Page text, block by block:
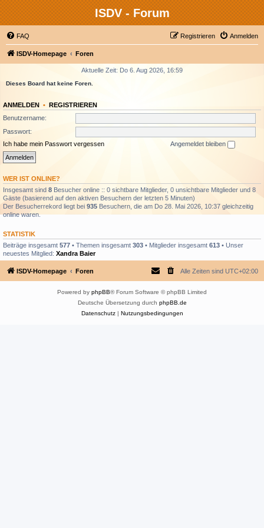
ISDV - Forum
FAQ Anmelden
Registrieren
ISDV-Homepage Foren
Aktuelle Zeit: Do 6. Aug 2026, 16:59
Dieses Board hat keine Foren.
ANMELDEN • REGISTRIEREN
Benutzername:
Passwort:
Ich habe mein Passwort vergessen
Angemeldet bleiben
WER IST ONLINE?
Insgesamt sind 8 Besucher online :: 0 sichtbare Mitglieder, 0 unsichtbare Mitglieder und 8
Gäste (basierend auf den aktiven Besuchern der letzten 5 Minuten)
Der Besucherrekord liegt bei 935 Besuchern, die am Do 28. Mai 2026, 10:37 gleichzeitig
online waren.
STATISTIK
Beiträge insgesamt 577 • Themen insgesamt 303 • Mitglieder insgesamt 613 • Unser
neuestes Mitglied: Xandra Baier
ISDV-Homepage Foren Alle Zeiten sind UTC+02:00
Powered by phpBB® Forum Software © phpBB Limited
Deutsche Übersetzung durch phpBB.de
Datenschutz| Nutzungsbedingungen